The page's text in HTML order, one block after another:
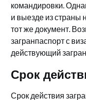
командировки.
и выезде из страны
тот же документ.
загранпаспорт с
действующий
Срок
Срок действия